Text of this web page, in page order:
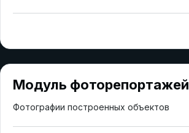
Модуль фоторепортажей
Фотографии построенных объектов